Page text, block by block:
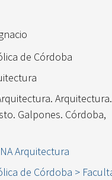
de Córdoba
Arquitectura.
Galpones. Córdoba,
Arquitectura
de Córdoba >